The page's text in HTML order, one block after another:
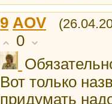
9 AOV
0
Вот только
придумать